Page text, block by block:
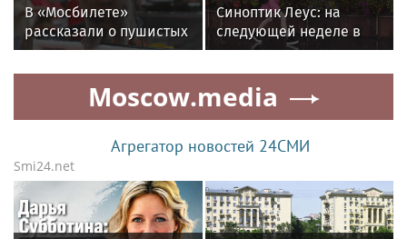
В «Мосбилете»
рассказали о пушистых
обитателях столичных
музеев
Синоптик Леус: на
следующей неделе в
Москву придет
сентябрьская погода
Moscow.media
Агрегатор новостей 24СМИ
Smi24.net